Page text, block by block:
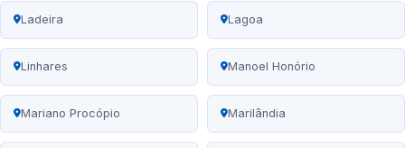
Ladeira Lagoa
Linhares Manoel Honório
Mariano Procópio Marilândia